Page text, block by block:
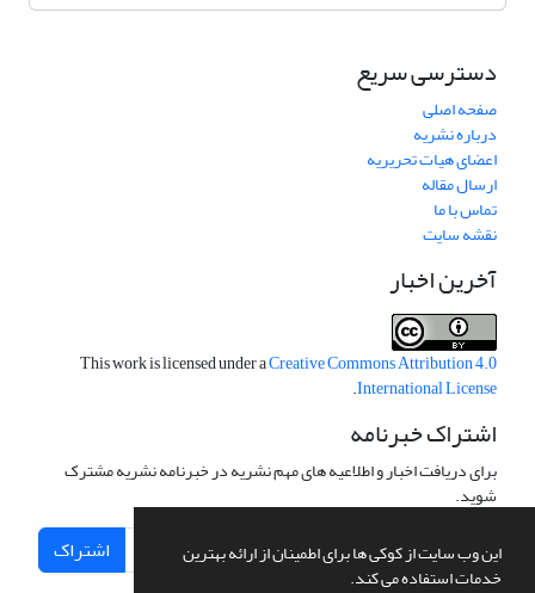
این وب سایت از کوکی ها برای اطمینان از ارائه بهترین
خدمات استفاده می کند.
دسترسی سریع
صفحه اصلی
درباره نشریه
اعضای هیات تحریریه
ارسال مقاله
تماس با ما
نقشه سایت
آخرین اخبار
This work is licensed under aCreative Commons Attribution 4.0
International License
.
اشتراک خبرنامه
برای دریافت اخبار و اطلاعیه های مهم نشریه در خبرنامه نشریه مشترک
شوید.
اشتراک